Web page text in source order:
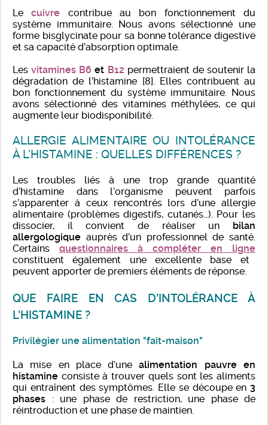
Lecuivre
contribue au bon fonctionnement du
système immunitaire. Nous avons sélectionné une
forme bisglycinate pour sa bonne tolérance digestive
et sa capacité d’absorption optimale.
Lesvitamines B6 et B12 permettraient de soutenir la
dégradation de l’histamine [8]. Elles contribuent au
bon fonctionnement du système immunitaire. Nous
avons sélectionné des vitamines méthylées, ce qui
augmente leur biodisponibilité.
ALLERGIE ALIMENTAIRE OU INTOLÉRANCE
À L’HISTAMINE : QUELLES DIFFÉRENCES ?
Les troubles liés à une trop grande quantité
d’histamine dans l’organisme peuvent parfois
s’apparenter à ceux rencontrés lors d’une allergie
alimentaire (problèmes digestifs, cutanés…). Pour les
dissocier, il convient de réaliser un bilan
allergologique auprès d’un professionnel de santé.
Certains questionnaires à compléter en ligne
constituent également une excellente base et
peuvent apporter de premiers éléments de réponse.
QUE FAIRE EN CAS D’INTOLÉRANCE À
L'HISTAMINE ?
Privilégier une alimentation "fait-maison"
La mise en place d’unealimentation pauvre en
histamine consiste à trouver quels sont les aliments
qui entraînent des symptômes. Elle se découpe en 3
phases : une phase de restriction, une phase de
réintroduction et une phase de maintien.